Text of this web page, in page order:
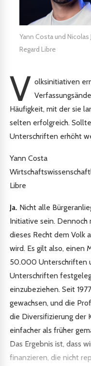
Yann Costa und
Regard Libre
V olksinitiativen
Häufigkeit, mit der sie
selten erfolgreich.
Unterschriften erhöht
Yann Costa
Libre
Ja. Nicht alle
Initiative sein. Dennoch
dieses Recht dem Volk
wird. Es gilt also, einen
50.000 Unterschriften
Unterschriften
einzubeziehen. Seit
gewachsen, und die
die Diversifizierung der
einfacher als früher
Das Ergebnis ist, dass
finanzieren, die nicht